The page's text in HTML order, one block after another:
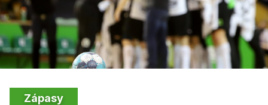
Zápasy